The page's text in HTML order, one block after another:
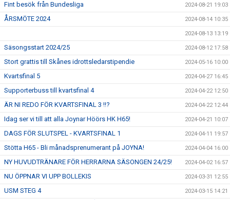
Fint besök från Bundesliga 2024-08-21 19:03
ÅRSMÖTE 2024 2024-08-14 10:35
2024-08-13 13:19
Säsongsstart 2024/25 2024-08-12 17:58
Stort grattis till Skånes idrottsledarstipendie 2024-05-16 10:00
Kvartsfinal 5 2024-04-27 16:45
Supporterbuss till kvartsfinal 4 2024-04-22 12:50
ÄR NI REDO FÖR KVARTSFINAL 3 !!? 2024-04-22 12:44
Idag ser vi till att alla Joynar Höörs HK H65! 2024-04-21 10:07
DAGS FÖR SLUTSPEL - KVARTSFINAL 1 2024-04-11 19:57
Stötta H65 - Bli månadsprenumerant på JOYNA! 2024-04-04 16:00
NY HUVUDTRÄNARE FÖR HERRARNA SÄSONGEN 24/25! 2024-04-02 16:57
NU ÖPPNAR VI UPP BOLLEKIS 2024-03-31 12:55
USM STEG 4 2024-03-15 14:21